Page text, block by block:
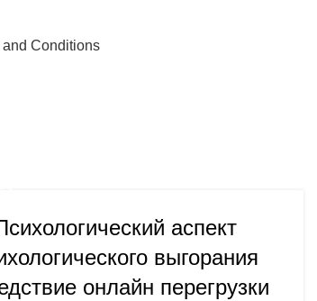
and Conditions
аспект
выгорания
онлайн перегрузки